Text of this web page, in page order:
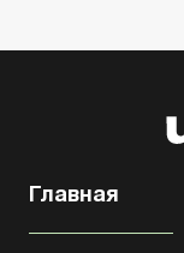
Главная